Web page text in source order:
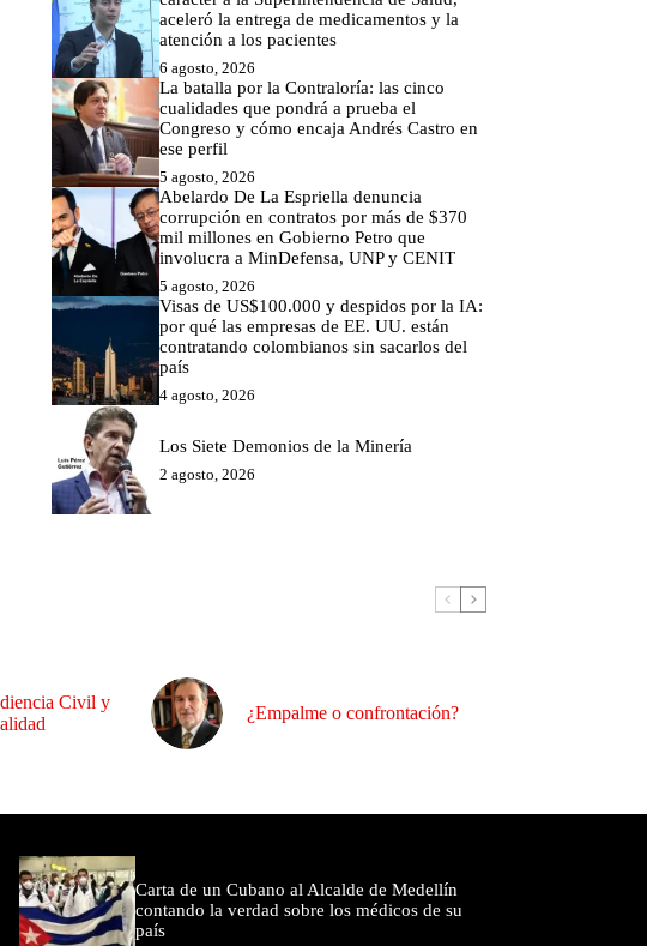
aceleró la entrega de medicamentos y la
atención a los pacientes
6 agosto, 2026
La batalla por la Contraloría: las cinco
cualidades que pondrá a prueba el
Congreso y cómo encaja Andrés Castro en
ese perfil
5 agosto, 2026
Abelardo De La Espriella denuncia
corrupción en contratos por más de $370
mil millones en Gobierno Petro que
involucra a MinDefensa, UNP y CENIT
5 agosto, 2026
Visas de US$100.000 y despidos por la IA:
por qué las empresas de EE. UU. están
contratando colombianos sin sacarlos del
país
4 agosto, 2026
Los Siete Demonios de la Minería
2 agosto, 2026
Civil y
¿Empalme o confrontación?
Carta de un Cubano al Alcalde de Medellín
contando la verdad sobre los médicos de su
país